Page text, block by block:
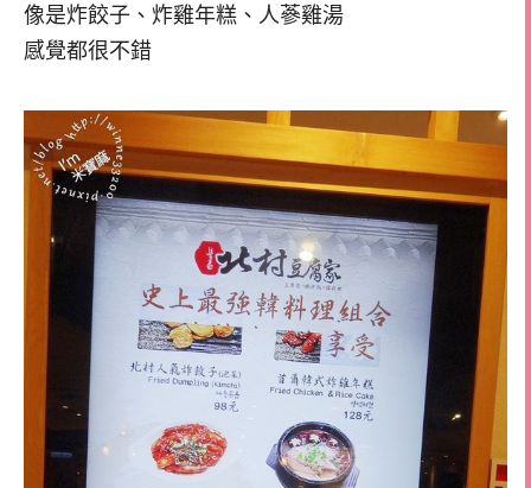
像是炸餃子、炸雞年糕、人蔘雞湯
感覺都很不錯